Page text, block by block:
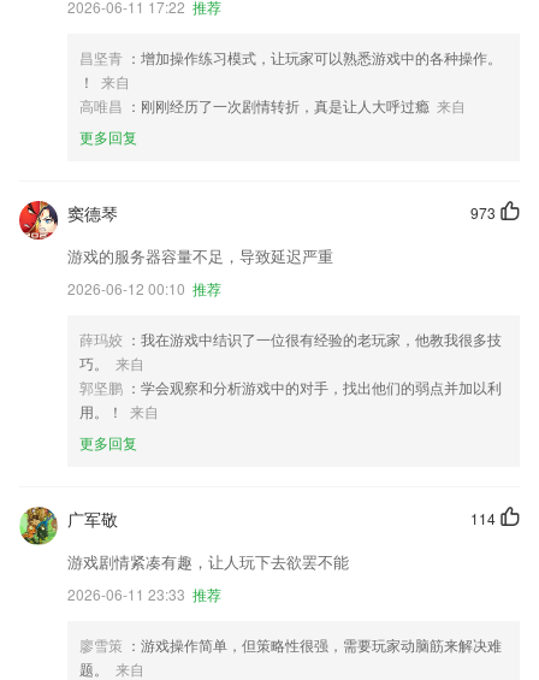
2026-06-11 17:22 推荐
昌坚青 ：增加操作练习模式，让玩家可以熟悉游戏中的各种操作。
！
来自
高唯昌 ：刚刚经历了一次剧情转折，真是让人大呼过瘾 来自
更多回复
973
窦德琴
游戏的服务器容量不足，导致延迟严重
2026-06-12 00:10 推荐
薛玛姣 ：我在游戏中结识了一位很有经验的老玩家，他教我很多技
巧。
来自
郭坚鹏 ：学会观察和分析游戏中的对手，找出他们的弱点并加以利
用。！
来自
更多回复
114
广军敬
游戏剧情紧凑有趣，让人玩下去欲罢不能
2026-06-11 23:33 推荐
廖雪策 ：游戏操作简单，但策略性很强，需要玩家动脑筋来解决难
题。
来自